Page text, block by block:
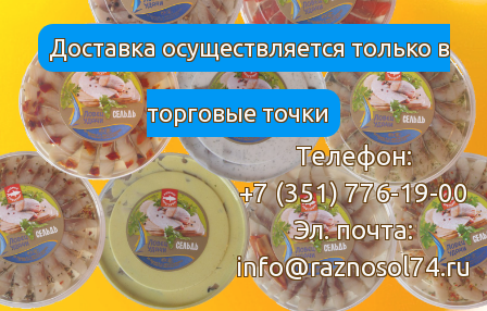
Доставка осуществляется только в
торговые точки
Телефон:
+7 (351) 776-19-00
Эл. почта:
info@raznosol74.ru